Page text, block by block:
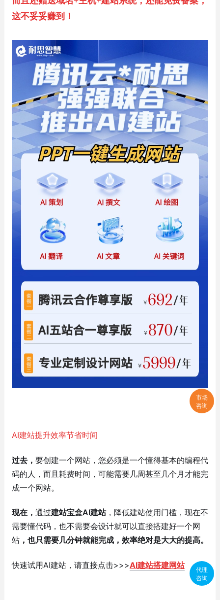
这不妥妥赚到！
AI建站提升效率节省时间
过去， 要创建一个网站，您必须是一个懂得基本的编程代
码的人，而且耗费时间，可能需要几周甚至几个月才能完
成一个网站。
现在， 通过建站宝盒AI建站，降低建站使用门槛，现在不
需要懂代码，也不需要会设计就可以直接搭建好一个网
站，也只需要几分钟就能完成，效率绝对是大大的提高。
快速试用AI建站，请直接点击>>>AI建站搭建网站
市场
咨询
代理
咨询